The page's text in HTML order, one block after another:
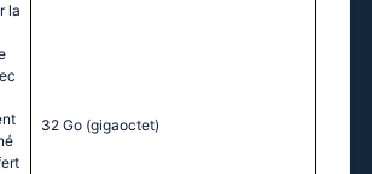
la
32 Go (gigaoctet)